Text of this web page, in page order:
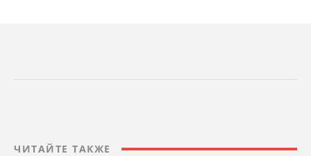
ЧИТАЙТЕ ТАКЖЕ